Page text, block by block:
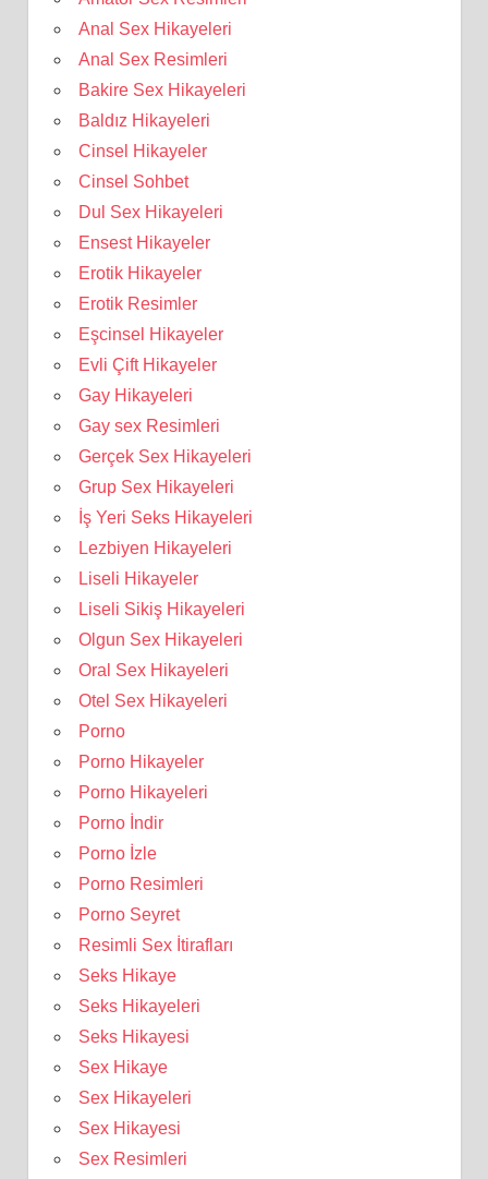
Anal Sex Hikayeleri
Anal Sex Resimleri
Bakire Sex Hikayeleri
Baldız Hikayeleri
Cinsel Hikayeler
Cinsel Sohbet
Dul Sex Hikayeleri
Ensest Hikayeler
Erotik Hikayeler
Erotik Resimler
Eşcinsel Hikayeler
Evli Çift Hikayeler
Gay Hikayeleri
Gay sex Resimleri
Gerçek Sex Hikayeleri
Grup Sex Hikayeleri
İş Yeri Seks Hikayeleri
Lezbiyen Hikayeleri
Liseli Hikayeler
Liseli Sikiş Hikayeleri
Olgun Sex Hikayeleri
Oral Sex Hikayeleri
Otel Sex Hikayeleri
Porno
Porno Hikayeler
Porno Hikayeleri
Porno İndir
Porno İzle
Porno Resimleri
Porno Seyret
Resimli Sex İtirafları
Seks Hikaye
Seks Hikayeleri
Seks Hikayesi
Sex Hikaye
Sex Hikayeleri
Sex Hikayesi
Sex Resimleri